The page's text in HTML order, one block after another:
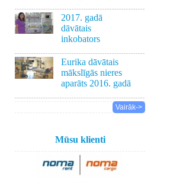
2017. gadā
dāvātais
inkobators
Eurika dāvātais
mākslīgās nieres
aparāts 2016. gadā
Vairāk->
Mūsu klienti